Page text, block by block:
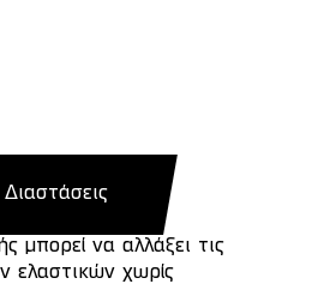
Διαστάσεις
μπορεί να αλλάξει τις
ελαστικών χωρίς